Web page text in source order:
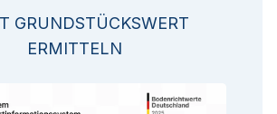
GRUNDSTÜCKSWERT
ERMITTELN